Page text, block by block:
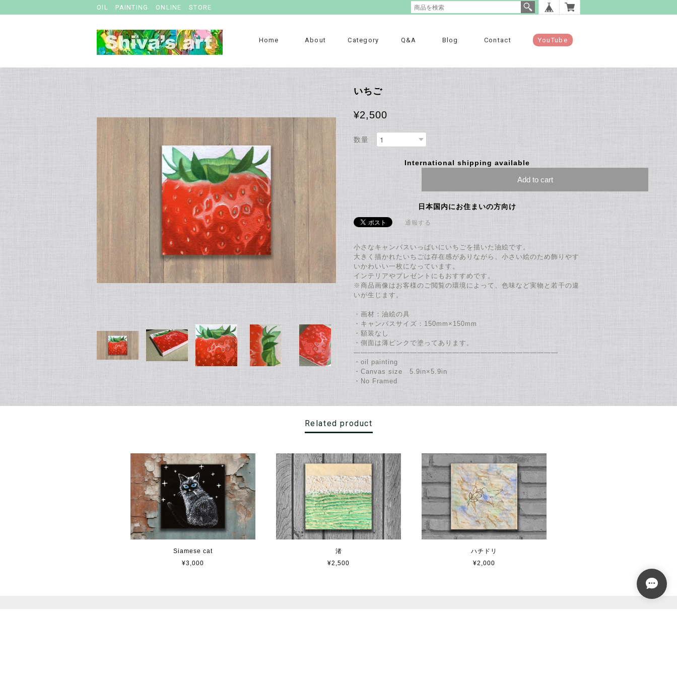
OIL PAINTING ONLINE STORE
Home About Category Q&A Blog Contact YouTube
いちご
¥2,500
数量
International shipping available
Add to cart
日本国内にお住まいの方向け
通報する
小さなキャンバスいっぱいにいちごを描いた油絵です。
大きく描かれたいちごは存在感がありながら、小さい絵のため飾りやす
いかわいい一枚になっています。
インテリアやプレゼントにもおすすめです。
※商品画像はお客様のご閲覧の環境によって、色味など実物と若干の違
いが生じます。
・画材：油絵の具
・キャンバスサイズ：150mm×150mm
・額装なし
・側面は薄ピンクで塗ってあります。
―――――――――――――――――――――――――――――
・oil painting
・Canvas size 5.9in×5.9in
・No Framed
Related product
Siamese cat
¥3,000
渚
¥2,500
ハチドリ
¥2,000